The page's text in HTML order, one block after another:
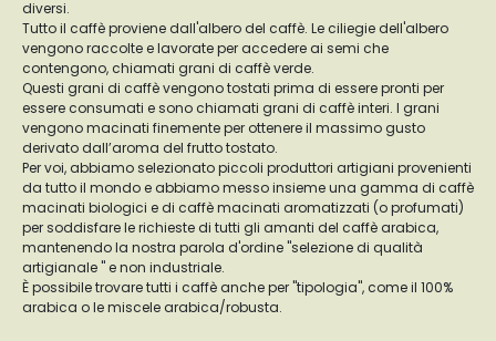
diversi.
Tutto il caffè proviene dall'albero del caffè. Le ciliegie dell'albero
vengono raccolte e lavorate per accedere ai semi che
contengono, chiamati grani di caffè verde.
Questi grani di caffè vengono tostati prima di essere pronti per
essere consumati e sono chiamati grani di caffè interi. I grani
vengono macinati finemente per ottenere il massimo gusto
derivato dall’aroma del frutto tostato.
Per voi, abbiamo selezionato piccoli produttori artigiani provenienti
da tutto il mondo e abbiamo messo insieme una gamma di caffè
macinati biologici e di caffè macinati aromatizzati (o profumati)
per soddisfare le richieste di tutti gli amanti del caffè arabica,
mantenendo la nostra parola d'ordine "selezione di qualità
artigianale " e non industriale.
È possibile trovare tutti i caffè anche per "tipologia", come il 100%
arabica o le miscele arabica/robusta.